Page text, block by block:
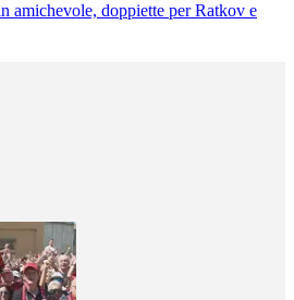
amichevole, doppiette per Ratkov e